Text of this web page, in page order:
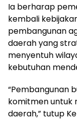
Ia berharap
kembali
pembangunan
daerah yang
menyentuh
kebutuhan
“Pembangunan
komitmen untuk
daerah,” tutup